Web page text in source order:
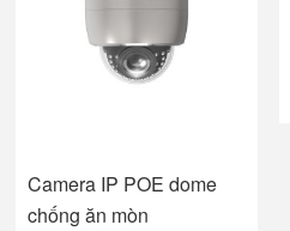
Camera IP POE dome
chống ăn mòn